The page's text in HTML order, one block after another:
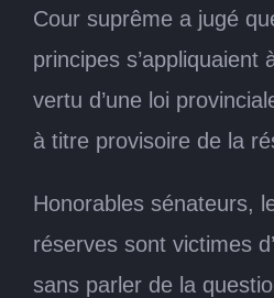
Cour suprême a jugé
principes s’appliquaient
vertu d’une loi
à titre provisoire de la
Honorables sénateurs,
réserves sont victimes
sans parler de la